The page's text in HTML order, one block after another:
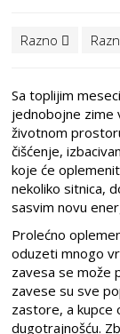
Razno
Sa toplijim
jednobojne zime
životnom
čišćenje,
koje će
nekoliko sitnica,
sasvim novu
Prolećno
oduzeti mnogo
zavesa se može
zavese su sve
zastore, a kupce
dugotrajnošću.